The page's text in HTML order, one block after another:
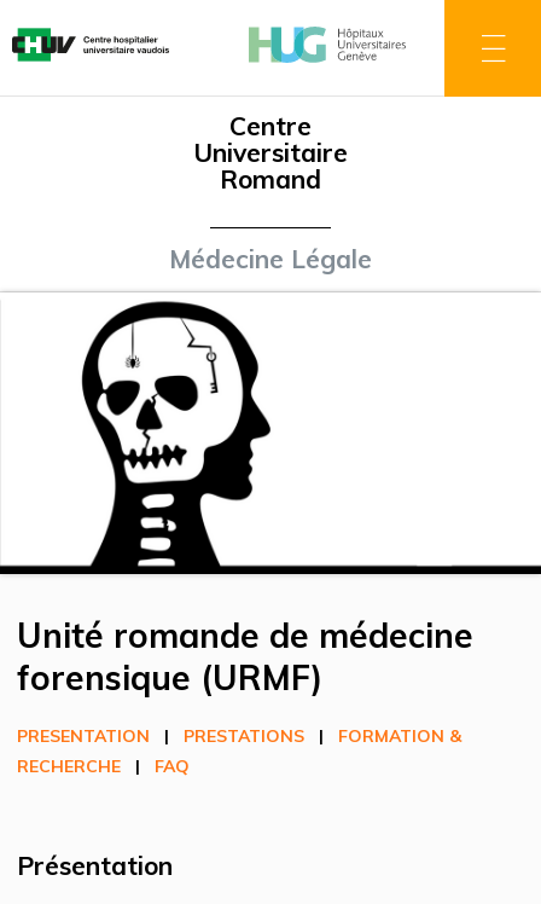
au
contenu
Centre
Universitaire
Romand
Médecine Légale
Unité romande de médecine
forensique (URMF)
PRESENTATION | PRESTATIONS | FORMATION &
RECHERCHE | FAQ
Présentation